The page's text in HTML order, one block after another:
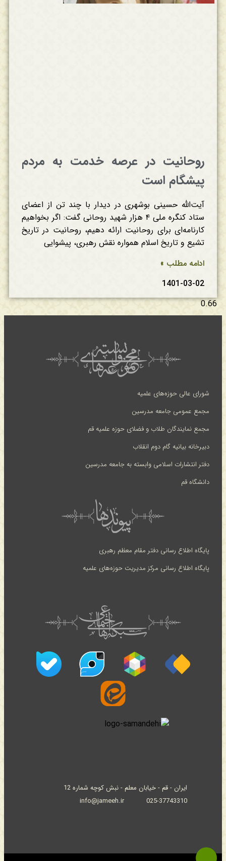
روحانیت در عرصه خدمت به مردم
پیشگام است
آیت‌الله حسینی بوشهری در دیدار با چند تن از اعضای
ستاد کنگره ملی ۴ هزار شهید روحانی گفت: اگر بخواهیم
کارنامه‌ای برای روحانیت ارائه دهیم، روحانیت در تاریخ
تشیع و تاریخ اسلام همواره نقش رهبری، پیشوایی
ادامه مطلب »
1401-03-02
شورای عالی حوزه‌های علمیه
مجمع عمومی جامعه مدرسین
مجمع نمایندگان طلاب و فضلای حوزه علمیه قم
دبیرخانه بیانیه گام دوم انقلاب
دفتر انتشارات اسلامی وابسته به جامعه مدرسین
دانشگاه قم
پایگاه اطلاع رسانی دفتر مقام معظم رهبری
پایگاه اطلاع رسانی مرکز مدیریت حوزه‌های علمیه
ایران - قم - خیابان معلم - نبش کوچه شماره 12
025-37743310
info@jameeh.ir